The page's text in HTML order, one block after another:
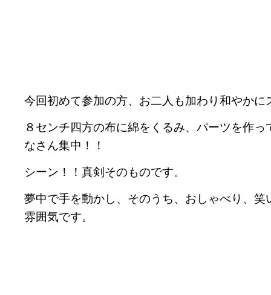
今回初めて参加の方、お二人も加わり和やかに
８センチ四方の布に綿をくるみ、パーツを作っ
なさん集中！！
シーン！！真剣そのものです。
夢中で手を動かし、そのうち、おしゃべり、笑
雰囲気です。